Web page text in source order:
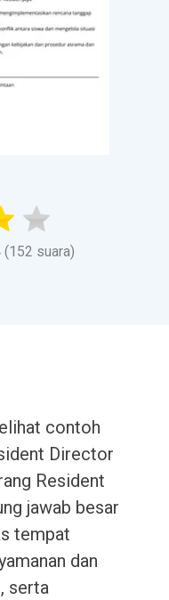
(152 suara)
contoh
Director
Resident
jawab besar
tempat
dan
serta